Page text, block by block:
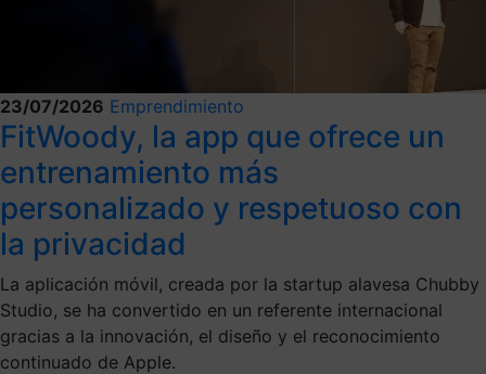
23/07/2026 Emprendimiento
FitWoody, la app que ofrece un
entrenamiento más
personalizado y respetuoso con
la privacidad
La aplicación móvil, creada por la startup alavesa Chubby
Studio, se ha convertido en un referente internacional
gracias a la innovación, el diseño y el reconocimiento
continuado de Apple.